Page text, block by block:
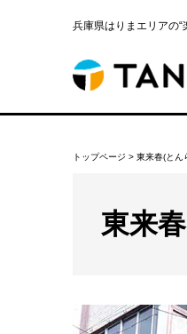
兵庫県はりまエリアの
トップページ > 東来春(とん
東来